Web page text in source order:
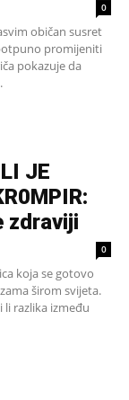
0
običan susret
promijeniti
pokazuje da
JE
zdraviji
0
koja se gotovo
širom svijeta.
razlika između